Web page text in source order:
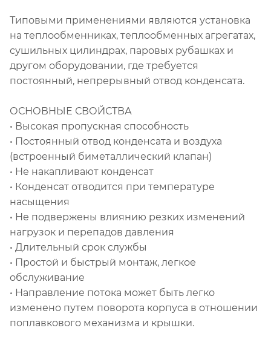
Типовыми применениями являются установка
на теплообменниках, теплообменных агрегатах,
сушильных цилиндрах, паровых рубашках и
другом оборудовании, где требуется
постоянный, непрерывный отвод конденсата.
ОСНОВНЫЕ СВОЙСТВА
• Высокая пропускная способность
• Постоянный отвод конденсата и воздуха
(встроенный биметаллический клапан)
• Не накапливают конденсат
• Конденсат отводится при температуре
насыщения
• Не подвержены влиянию резких изменений
нагрузок и перепадов давления
• Длительный срок службы
• Простой и быстрый монтаж, легкое
обслуживание
• Направление потока может быть легко
изменено путем поворота корпуса в отношении
поплавкового механизма и крышки.